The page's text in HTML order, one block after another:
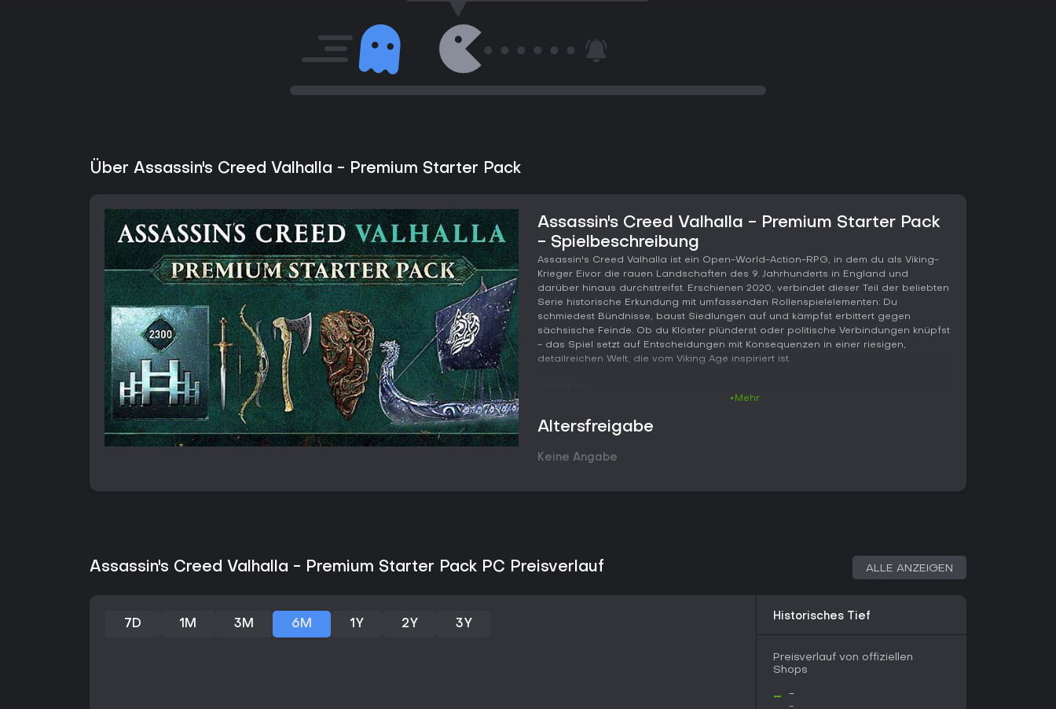
Über Assassin's Creed Valhalla - Premium Starter Pack
Assassin's Creed Valhalla - Premium Starter Pack
- Spielbeschreibung
Assassin's Creed Valhalla ist ein Open-World-Action-RPG, in dem du als Viking-
Krieger Eivor die rauen Landschaften des 9. Jahrhunderts in England und
darüber hinaus durchstreifst. Erschienen 2020, verbindet dieser Teil der beliebten
Serie historische Erkundung mit umfassenden Rollenspielelementen: Du
schmiedest Bündnisse, baust Siedlungen auf und kämpfst erbittert gegen
sächsische Feinde. Ob du Klöster plünderst oder politische Verbindungen knüpfst
- das Spiel setzt auf Entscheidungen mit Konsequenzen in einer riesigen,
detailreichen Welt, die vom Viking Age inspiriert ist.
Fortschritt über Skill-Trees, die deine Fähigkeiten ohne klassisches Levelsystem
verbessern. Du steuerst Eivor, der oder die männlich oder weiblich sein kann, und
im Kampf liegt auf Dual-Wielding mit Waffen wie Äxten, Schwertern,
mit Bögen. Stealth-Mechaniken sind entscheidend: Nutze die Hidden Blade für
weitere Ebene: Sammle Ressourcen durch Raids, um Gebäude wie Kaserne für
Kriegerrekrutierung, Schmiede für Ausrüstungs-Upgrades oder andere Strukturen
Regionen und Charaktere aus. Nebenaktivitäten wie Flyting-Wortduelle, das
Assassin's Creed Valhalla ist vor allem ein Singleplayer-Erlebnis, bietet aber
verschiedene Modi für mehr Abwechslung. Bei Raids führst du kleine Gruppen
+Mehr
Altersfreigabe
Keine Angabe
Assassin's Creed Valhalla - Premium Starter Pack PC Preisverlauf ALLE ANZEIGEN
7D 1M 3M 6M 1Y 2Y 3Y
Historisches Tief
Preisverlauf von offiziellen
Shops
- -
-